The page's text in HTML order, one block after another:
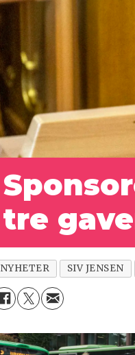
tre
NYHETER SIV JENSEN